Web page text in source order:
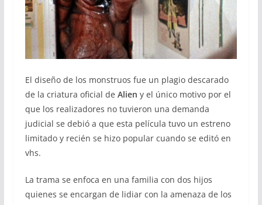
El diseño de los monstruos fue un plagio descarado
de la criatura oficial de Alien y el único motivo por el
que los realizadores no tuvieron una demanda
judicial se debió a que esta película tuvo un estreno
limitado y recién se hizo popular cuando se editó en
vhs.
La trama se enfoca en una familia con dos hijos
quienes se encargan de lidiar con la amenaza de los